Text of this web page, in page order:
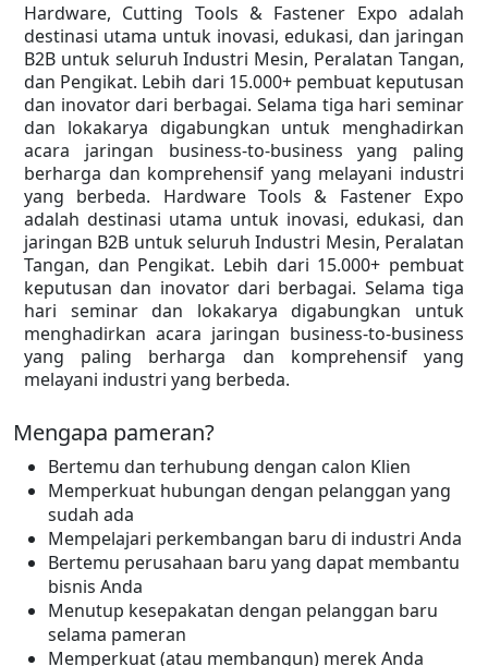
Hardware, Cutting Tools & Fastener Expo adalah
destinasi utama untuk inovasi, edukasi, dan jaringan
B2B untuk seluruh Industri Mesin, Peralatan Tangan,
dan Pengikat. Lebih dari 15.000+ pembuat keputusan
dan inovator dari berbagai. Selama tiga hari seminar
dan lokakarya digabungkan untuk menghadirkan
acara jaringan business-to-business yang paling
berharga dan komprehensif yang melayani industri
yang berbeda. Hardware Tools & Fastener Expo
adalah destinasi utama untuk inovasi, edukasi, dan
jaringan B2B untuk seluruh Industri Mesin, Peralatan
Tangan, dan Pengikat. Lebih dari 15.000+ pembuat
keputusan dan inovator dari berbagai. Selama tiga
hari seminar dan lokakarya digabungkan untuk
menghadirkan acara jaringan business-to-business
yang paling berharga dan komprehensif yang
melayani industri yang berbeda.
Mengapa pameran?
Bertemu dan terhubung dengan calon Klien
Memperkuat hubungan dengan pelanggan yang
sudah ada
Mempelajari perkembangan baru di industri Anda
Bertemu perusahaan baru yang dapat membantu
bisnis Anda
Menutup kesepakatan dengan pelanggan baru
selama pameran
Memperkuat (atau membangun) merek Anda